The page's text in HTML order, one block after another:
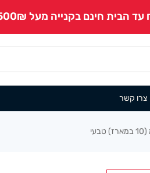
הבית חינם בקנייה מעל 500₪!
צרו קשר